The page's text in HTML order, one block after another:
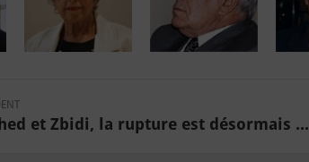
et Zbidi, la rupture est désormais ...